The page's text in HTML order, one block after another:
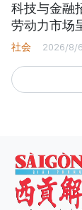
科技与金融
劳动力市场
社会 2026/8/